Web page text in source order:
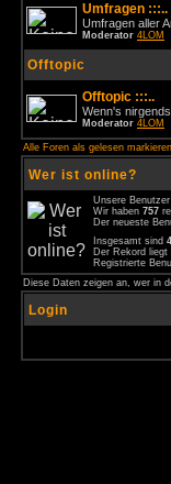
Umfragen :::..
Umfragen aller
Moderator 4LOM
Offtopic
Offtopic :::..
Wenn's
Moderator 4LOM
Alle Foren als gelesen markieren
Wer ist online?
Unsere
Wir haben 757
Der neueste
Insgesamt sind
Der Rekord liegt
Registrierte
Diese Daten zeigen an, wer in
Login